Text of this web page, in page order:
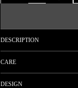
DESCRIPTION
CARE
DESIGN